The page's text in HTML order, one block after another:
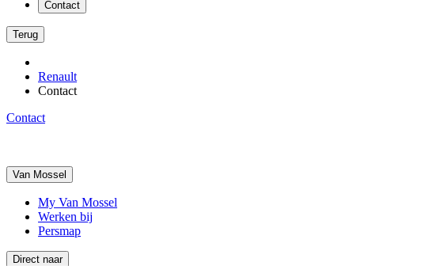
Contact
Terug
Renault
Contact
Contact
Van Mossel
My Van Mossel
Werken bij
Persmap
Direct naar